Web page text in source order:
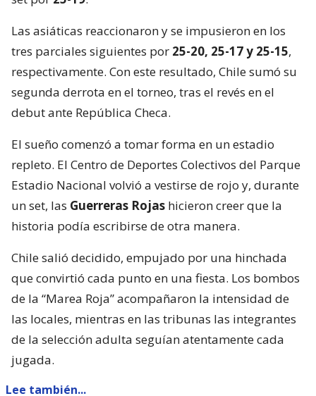
Las asiáticas reaccionaron y se impusieron en los
tres parciales siguientes por 25-20, 25-17 y 25-15,
respectivamente. Con este resultado, Chile sumó su
segunda derrota en el torneo, tras el revés en el
debut ante República Checa.
El sueño comenzó a tomar forma en un estadio
repleto. El Centro de Deportes Colectivos del Parque
Estadio Nacional volvió a vestirse de rojo y, durante
un set, las Guerreras Rojas hicieron creer que la
historia podía escribirse de otra manera.
Chile salió decidido, empujado por una hinchada
que convirtió cada punto en una fiesta. Los bombos
de la “Marea Roja” acompañaron la intensidad de
las locales, mientras en las tribunas las integrantes
de la selección adulta seguían atentamente cada
jugada.
Lee también...